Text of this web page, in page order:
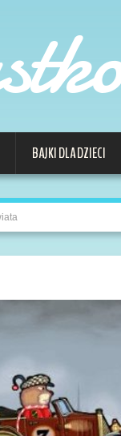
BAJKI DLA DZIECI